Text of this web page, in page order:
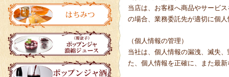
当店は、お客様へ商品やサービ
の場合、業務委託先が適切に個
（個人情報の管理）
当社は、個人情報の漏洩、滅失
た、個人情報を正確に、また最